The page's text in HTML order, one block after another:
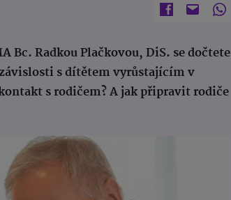
Bc. Radkou Plačkovou, DiS. se dočtete
s dítětem vyrůstajícím v
s rodičem? A jak připravit rodiče